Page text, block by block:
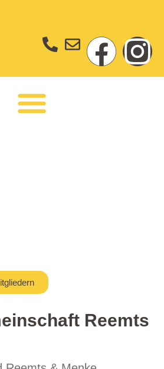
Reemts